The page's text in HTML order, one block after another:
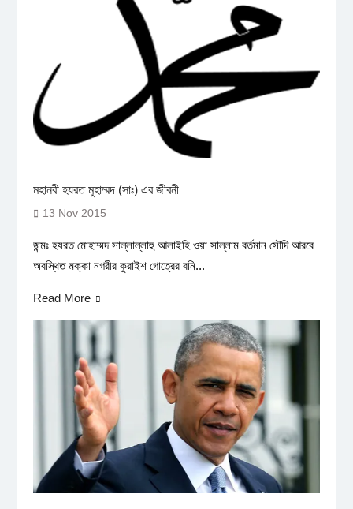
মহানবী হযরত মুহাম্মদ (সাঃ) এর জীবনী
13 Nov 2015
জন্মঃ হযরত মোহাম্মদ সাল্লাল্লাহু আলাইহি ওয়া সাল্লাম বর্তমান সৌদি আরবে
অবস্থিত মক্কা নগরীর কুরাইশ গোত্রের বনি...
Read More